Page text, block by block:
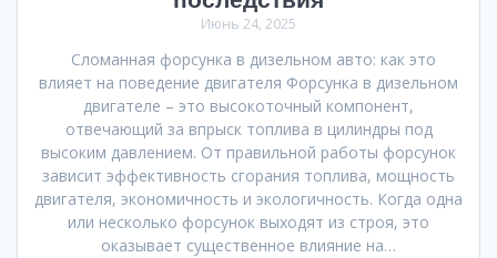
Июнь 24, 2025
Сломанная форсунка в дизельном авто: как это
влияет на поведение двигателя Форсунка в дизельном
двигателе – это высокоточный компонент,
отвечающий за впрыск топлива в цилиндры под
высоким давлением. От правильной работы форсунок
зависит эффективность сгорания топлива, мощность
двигателя, экономичность и экологичность. Когда одна
или несколько форсунок выходят из строя, это
оказывает существенное влияние на…